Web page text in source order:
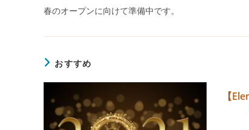
春のオープンに向けて準備中です。
おすすめ
【